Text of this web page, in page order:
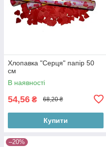
Хлопавка "Серця" папір 50
см
В наявності
54,56 ₴ 68,20 ₴
Купити
–20%